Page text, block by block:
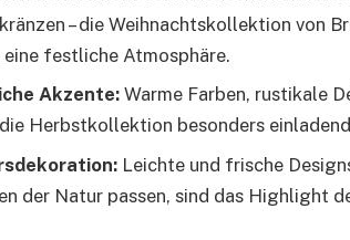
– die Weihnachtskollektion von
eine festliche Atmosphäre.
Akzente: Warme Farben, rustikale
Herbstkollektion besonders
Leichte und frische
der Natur passen, sind das Highlight